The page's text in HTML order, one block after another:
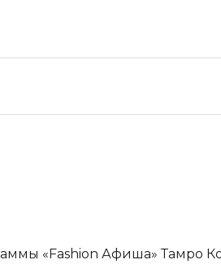
«Fashion Афиша»Тамро